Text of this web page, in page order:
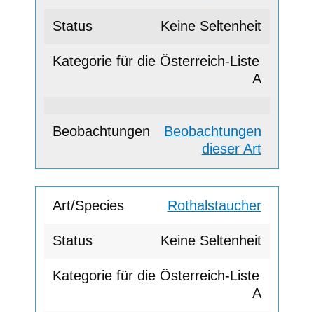
Keine Seltenheit
A
Beobachtungen
dieser Art
Rothalstaucher
Keine Seltenheit
A